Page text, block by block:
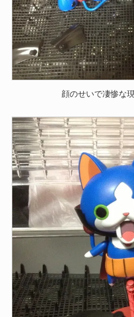
顔のせいで凄惨な